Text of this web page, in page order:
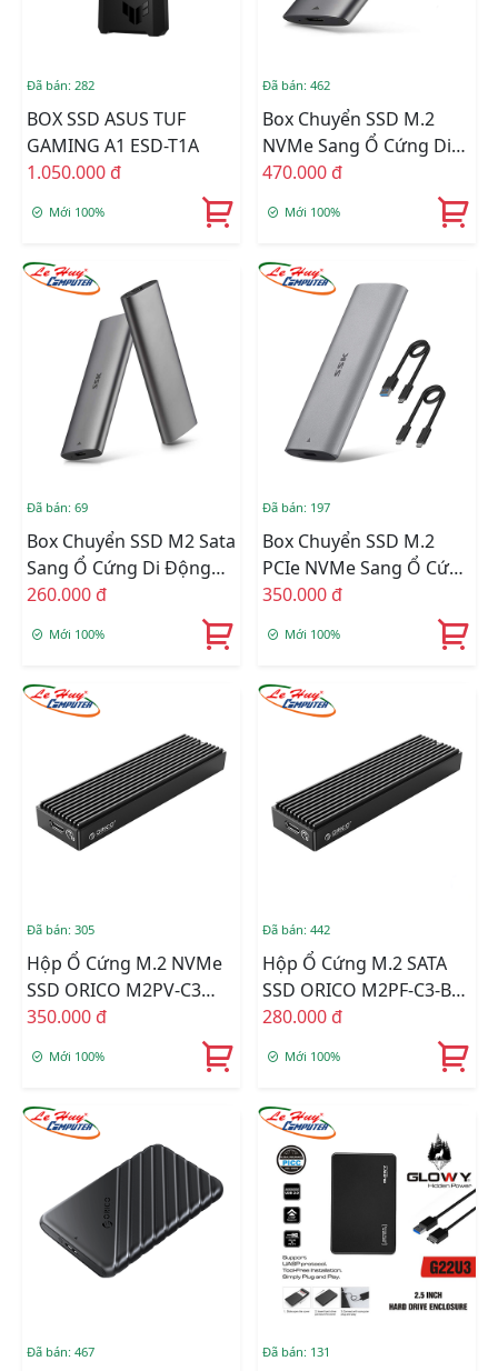
Đã bán: 282
BOX SSD ASUS TUF
GAMING A1 ESD-T1A
1.050.000 đ
Mới 100%
Đã bán: 462
Box Chuyển SSD M.2
NVMe Sang Ổ Cứng Di
Động SSK HE-C370 USB
470.000 đ
Mới 100%
Đã bán: 69
Box Chuyển SSD M2 Sata
Sang Ổ Cứng Di Động
SSK SHE-C321
260.000 đ
Mới 100%
Đã bán: 197
Box Chuyển SSD M.2
PCIe NVMe Sang Ổ Cứng
Di Động SSK HE-C326
350.000 đ
Mới 100%
Đã bán: 305
Hộp Ổ Cứng M.2 NVMe
SSD ORICO M2PV-C3
(USB 3.1 - Type-C)
350.000 đ
Mới 100%
Đã bán: 442
Hộp Ổ Cứng M.2 SATA
SSD ORICO M2PF-C3-BK
(2230, 2242, 2260, 2280)
280.000 đ
Mới 100%
Đã bán: 467 Đã bán: 131